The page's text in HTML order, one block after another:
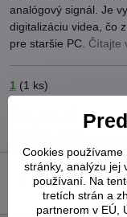
analógový signál. Je
digitalizáciu videa, čo
pre staršie PC. Čítajte
1 (1 ks)
Cookies používame
stránky, analýzu jej
používaní. Na
tretích strán a
partnerom v EÚ,